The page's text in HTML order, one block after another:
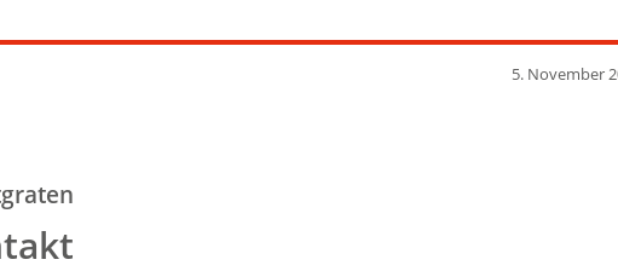
5. November